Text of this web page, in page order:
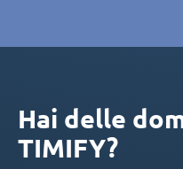
Hai delle
TIMIFY?